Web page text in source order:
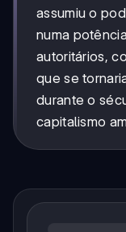
assumiu o
numa
autoritários,
que se
durante o
capitalismo